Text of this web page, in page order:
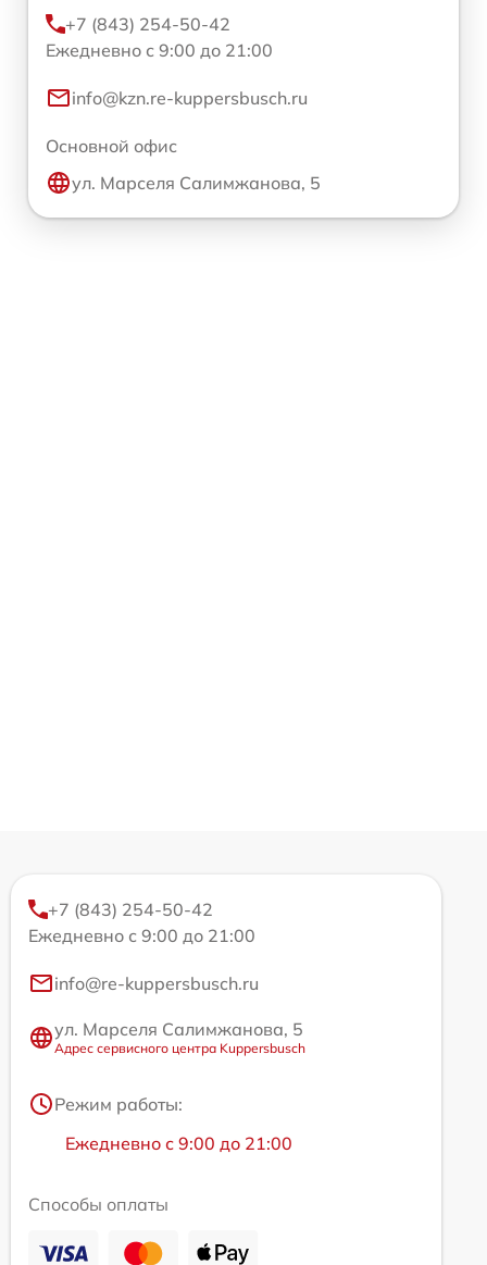
+7 (843) 254-50-42
Ежедневно с 9:00 до 21:00
info@kzn.re-kuppersbusch.ru
Основной офис
ул. Марселя Салимжанова, 5
+7 (843) 254-50-42
Ежедневно с 9:00 до 21:00
info@re-kuppersbusch.ru
ул. Марселя Салимжанова, 5
Адрес сервисного центра Kuppersbusch
Режим работы:
Ежедневно с 9:00 до 21:00
Способы оплаты